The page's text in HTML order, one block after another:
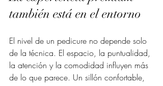
también está en el entorno
El nivel de un pedicure no depende solo
de la técnica. El espacio, la puntualidad,
la atención y la comodidad influyen más
de lo que parece. Un sillón confortable,